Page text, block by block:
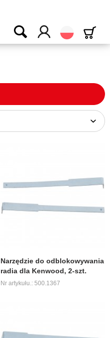
Polski
Narzędzie do odblokowywania
radia dla Kenwood, 2-szt.
Nr artykułu.: 500.1367